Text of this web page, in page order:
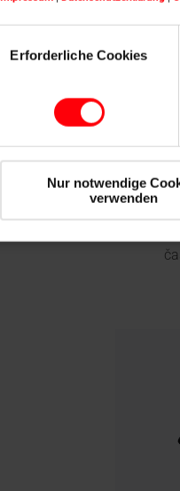
Erforderliche Cookies
Nur notwendige
verwenden